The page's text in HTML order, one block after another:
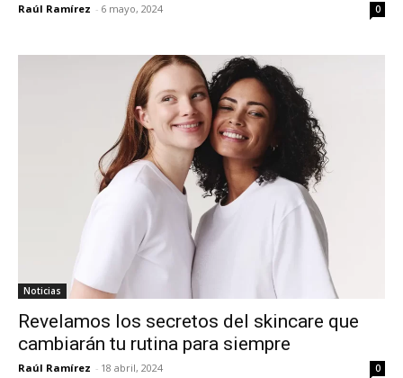
Raúl Ramírez - 6 mayo, 2024 0
Noticias
Revelamos los secretos del skincare que
cambiarán tu rutina para siempre
Raúl Ramírez - 18 abril, 2024 0